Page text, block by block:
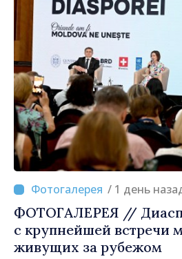
/ 1 день
ФОТОГАЛЕРЕЯ //
с крупнейшей встречи
живущих за рубежом